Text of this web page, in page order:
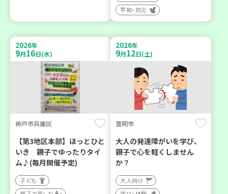
平和・防災
2026年
9月16日(水)
神戸市兵庫区
【第3地区本部】ほっとひと
いき 親子でゆったりタイ
ム♪(毎月開催予定)
子ども
2026年
9月12日(土)
豊岡市
大人の発達障がいを学び、
親子で心を軽くしません
か？
大人向け